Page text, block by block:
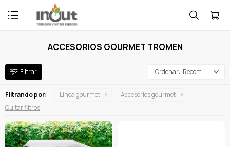

ACCESORIOS GOURMET TROMEN
Recomendados
Filtrando por: Línea gourmet
Accesorios gourmet
Quitar filtros